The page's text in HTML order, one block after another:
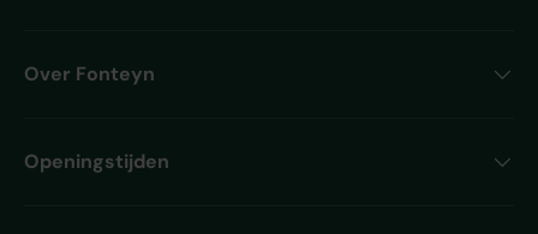
Over Fonteyn
Openingstijden